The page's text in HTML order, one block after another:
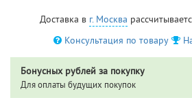
Доставка в г. Москва
Консультация по товару
Бонусных рублей за покупку
Для оплаты будущих покупок